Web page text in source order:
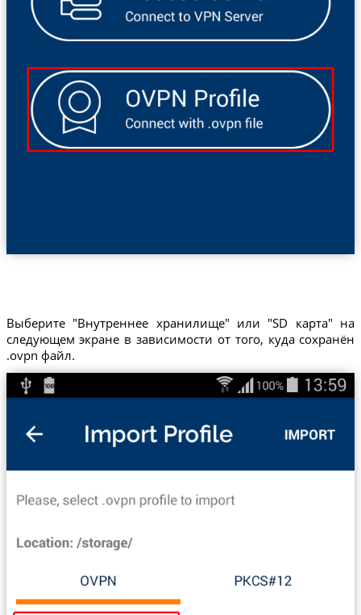
Выберите "Внутреннее хранилище" или "SD карта" на
следующем экране в зависимости от того, куда сохранён
.ovpn файл.